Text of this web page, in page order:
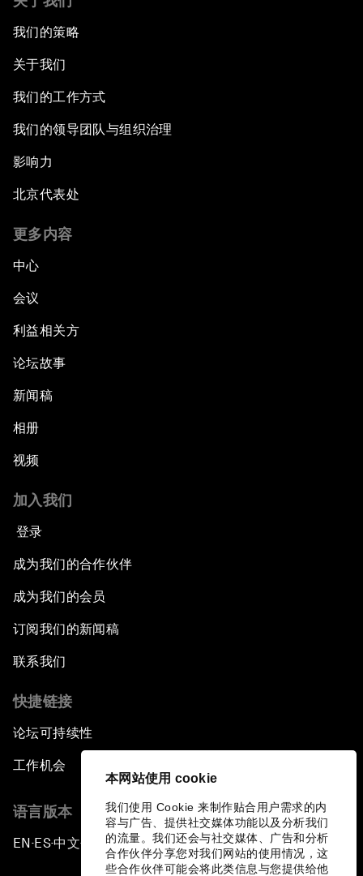
本网站使用 cookie
我们使用 Cookie 来制作贴合用户需求的内
容与广告、提供社交媒体功能以及分析我们
的流量。我们还会与社交媒体、广告和分析
合作伙伴分享您对我们网站的使用情况，这
些合作伙伴可能会将此类信息与您提供给他
我们的策略
关于我们
我们的工作方式
我们的领导团队与组织治理
影响力
北京代表处
更多内容
中心
会议
利益相关方
论坛故事
新闻稿
相册
视频
加入我们
登录
成为我们的合作伙伴
成为我们的会员
订阅我们的新闻稿
联系我们
快捷链接
论坛可持续性
工作机会
语言版本
EN ▪ ES▪中文▪ 日本語